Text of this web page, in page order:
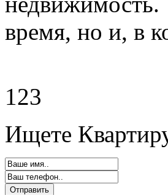
время, но и, в
123
Ищете